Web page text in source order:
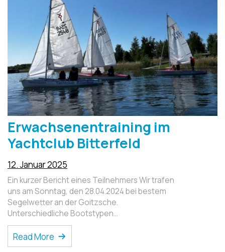
Erwachsenentraining im
Yachtclub Bitterfeld
12. Januar 2025
Ein kurzer Bericht eines Teilnehmers Wir trafen
uns am Sonntag, den 28.04.2024 bei bestem
Segelwetter an der Goitzsche.
Unterschiedliche Bootstypen…
Read More